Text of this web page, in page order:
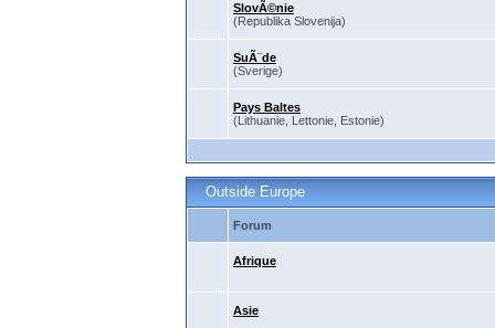
SlovÃ©nie
(Republika Slovenija)
SuÃ¨de
(Sverige)
Pays Baltes
(Lithuanie, Lettonie, Estonie)
Outside Europe
Forum
Afrique
Asie